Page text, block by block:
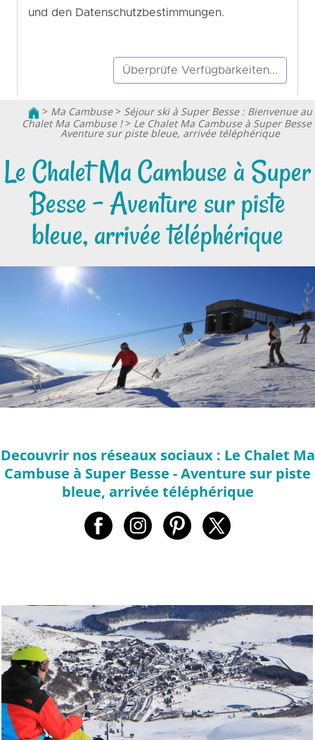
> Ma Cambuse> Séjour ski à Super Besse : Bienvenue au
Chalet Ma Cambuse !> Le Chalet Ma Cambuse à Super Besse
Aventure sur piste bleue, arrivée téléphérique
Le Chalet Ma Cambuse à Super
Besse - Aventure sur piste
bleue, arrivée téléphérique
Decouvrir nos réseaux sociaux : Le Chalet Ma
Cambuse à Super Besse - Aventure sur piste
bleue, arrivée téléphérique